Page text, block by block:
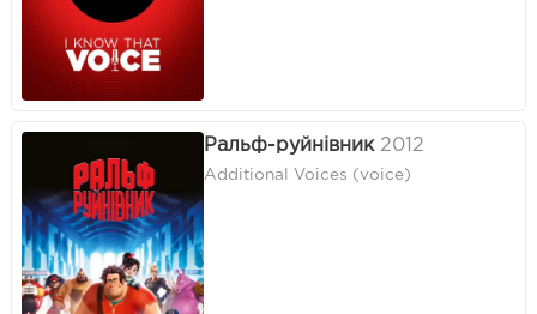
Ральф-руйнівник 2012
Additional Voices (voice)